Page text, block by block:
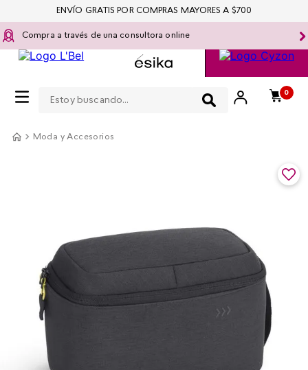
Compra a través de una consultora online
0
ENVÍO GRATIS POR COMPRAS MAYORES A $700
Moda y Accesorios